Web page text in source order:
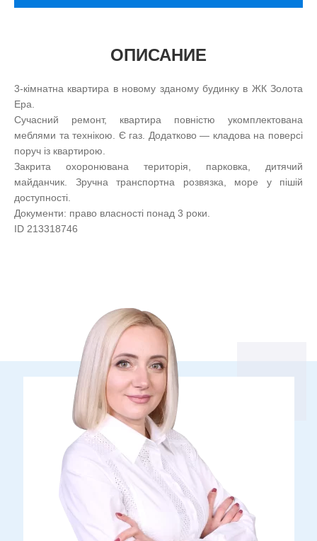
ОПИСАНИЕ
3-кімнатна квартира в новому зданому будинку в ЖК Золота
Ера.
Сучасний ремонт, квартира повністю укомплектована
меблями та технікою. Є газ. Додатково — кладова на поверсі
поруч із квартирою.
Закрита охоронювана територія, парковка, дитячий
майданчик. Зручна транспортна розвязка, море у пішій
доступності.
Документи: право власності понад 3 роки.
ID 213318746